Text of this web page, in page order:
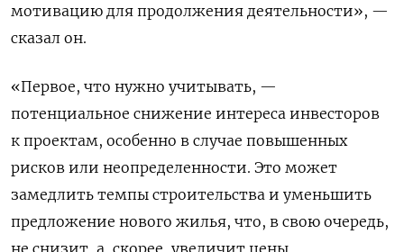
мотивацию для продолжения деятельности», —
сказал он.
«Первое, что нужно учитывать, —
потенциальное снижение интереса инвесторов
к проектам, особенно в случае повышенных
рисков или неопределенности. Это может
замедлить темпы строительства и уменьшить
предложение нового жилья, что, в свою очередь,
не снизит, а, скорее, увеличит цены